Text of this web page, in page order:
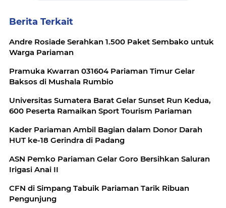
Berita Terkait
Andre Rosiade Serahkan 1.500 Paket Sembako untuk
Warga Pariaman
Pramuka Kwarran 031604 Pariaman Timur Gelar
Baksos di Mushala Rumbio
Universitas Sumatera Barat Gelar Sunset Run Kedua,
600 Peserta Ramaikan Sport Tourism Pariaman
Kader Pariaman Ambil Bagian dalam Donor Darah
HUT ke-18 Gerindra di Padang
ASN Pemko Pariaman Gelar Goro Bersihkan Saluran
Irigasi Anai II
CFN di Simpang Tabuik Pariaman Tarik Ribuan
Pengunjung